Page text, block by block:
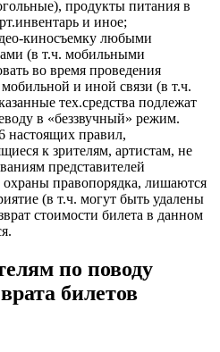
продукты питания в
и иное;
киносъемку любыми
(в т.ч. мобильными
во время проведения
и иной связи (в т.ч.
тех.средства подлежат
в «беззвучный» режим.
правил,
к зрителям, артистам, не
представителей
охраны правопорядка, лишаются
(в т.ч. могут быть удалены
стоимости билета в данном
по поводу
билетов